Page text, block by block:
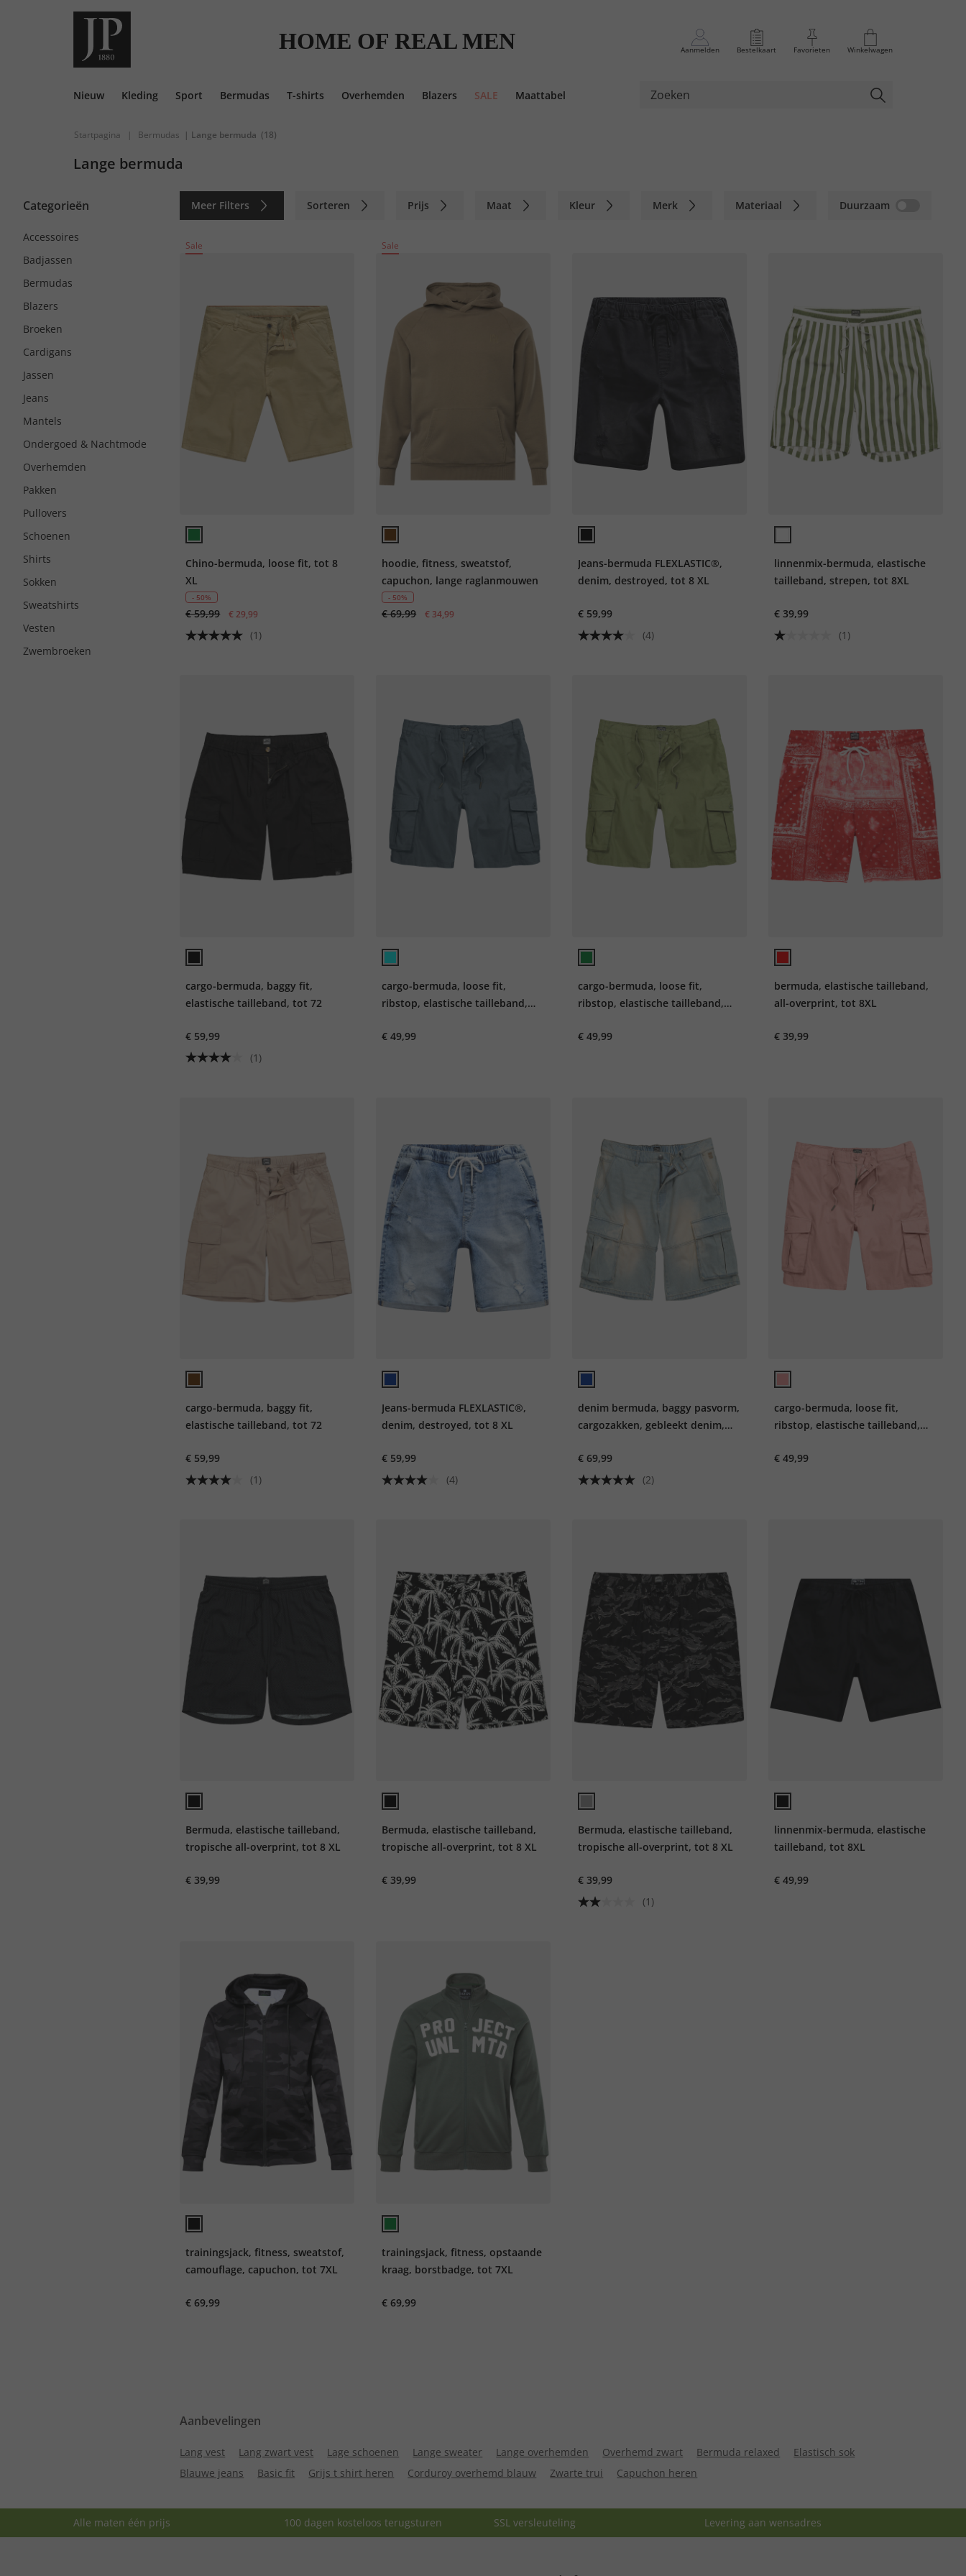
HOME OF REAL MEN Aanmelden Bestelkaart Favorieten Winkelwagen
Nieuw Kleding Sport Bermudas T-shirts Overhemden Blazers SALE Maattabel
Startpagina | Bermudas | Lange bermuda (18)
Lange bermuda
Categorieën Meer Filters Sorteren Prijs Maat Kleur Duurzaam
Merk Materiaal
Accessoires
Badjassen
Bermudas
Blazers
Broeken
Cardigans
Jassen
Jeans
Mantels
Ondergoed & Nachtmode
Overhemden
Pakken
Pullovers
Schoenen
Shirts
Sokken
Sweatshirts
Vesten
Zwembroeken
Sale
Chino-bermuda, loose fit, tot 8
XL
- 50%
€ 59,99 € 29,99
(1)
Sale
hoodie, fitness, sweatstof,
capuchon, lange raglanmouwen
- 50%
€ 69,99 € 34,99
Jeans-bermuda FLEXLASTIC®,
denim, destroyed, tot 8 XL
€ 59,99
(4)
linnenmix-bermuda, elastische
tailleband, strepen, tot 8XL
€ 39,99
(1)
cargo-bermuda, baggy fit,
elastische tailleband, tot 72
€ 59,99
(1)
cargo-bermuda, loose fit,
ribstop, elastische tailleband,
€ 49,99
cargo-bermuda, loose fit,
ribstop, elastische tailleband,
€ 49,99
bermuda, elastische tailleband,
all-overprint, tot 8XL
€ 39,99
cargo-bermuda, baggy fit,
elastische tailleband, tot 72
€ 59,99
(1)
Jeans-bermuda FLEXLASTIC®,
denim, destroyed, tot 8 XL
€ 59,99
(4)
denim bermuda, baggy pasvorm,
cargozakken, gebleekt denim,
€ 69,99
(2)
cargo-bermuda, loose fit,
ribstop, elastische tailleband,
€ 49,99
Bermuda, elastische tailleband,
tropische all-overprint, tot 8 XL
€ 39,99
Bermuda, elastische tailleband,
tropische all-overprint, tot 8 XL
€ 39,99
Bermuda, elastische tailleband,
tropische all-overprint, tot 8 XL
€ 39,99
(1)
linnenmix-bermuda, elastische
tailleband, tot 8XL
€ 49,99
trainingsjack, fitness, sweatstof,
camouflage, capuchon, tot 7XL
€ 69,99
trainingsjack, fitness, opstaande
kraag, borstbadge, tot 7XL
€ 69,99
Aanbevelingen
Lang vest Lang zwart vest Lage schoenen Lange sweater Lange overhemden Overhemd zwart Bermuda relaxed
Elastisch sok
Blauwe jeans
Basic fit Grijs t shirt heren Corduroy overhemd blauw Zwarte trui Capuchon heren
Alle maten één prijs 100 dagen kosteloos terugsturen SSL versleuteling Levering aan wensadres